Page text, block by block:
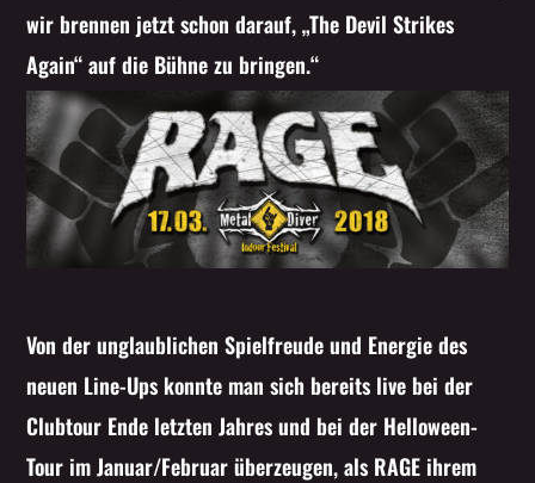
wir brennen jetzt schon darauf, „The Devil Strikes
Again“ auf die Bühne zu bringen.“
Von der unglaublichen Spielfreude und Energie des
neuen Line-Ups konnte man sich bereits live bei der
Clubtour Ende letzten Jahres und bei der Helloween-
Tour im Januar/Februar überzeugen, als RAGE ihrem